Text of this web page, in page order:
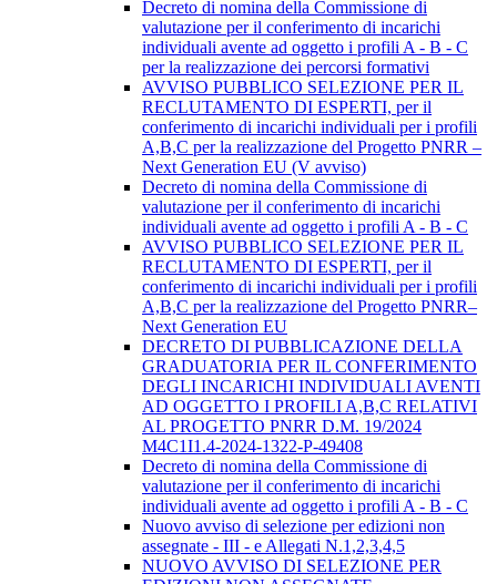
Decreto di nomina della Commissione di
valutazione per il conferimento di incarichi
individuali avente ad oggetto i profili A - B - C
per la realizzazione dei percorsi formativi
AVVISO PUBBLICO SELEZIONE PER IL
RECLUTAMENTO DI ESPERTI, per il
conferimento di incarichi individuali per i profili
A,B,C per la realizzazione del Progetto PNRR –
Next Generation EU (V avviso)
Decreto di nomina della Commissione di
valutazione per il conferimento di incarichi
individuali avente ad oggetto i profili A - B - C
AVVISO PUBBLICO SELEZIONE PER IL
RECLUTAMENTO DI ESPERTI, per il
conferimento di incarichi individuali per i profili
A,B,C per la realizzazione del Progetto PNRR–
Next Generation EU
DECRETO DI PUBBLICAZIONE DELLA
GRADUATORIA PER IL CONFERIMENTO
DEGLI INCARICHI INDIVIDUALI AVENTI
AD OGGETTO I PROFILI A,B,C RELATIVI
AL PROGETTO PNRR D.M. 19/2024
M4C1I1.4-2024-1322-P-49408
Decreto di nomina della Commissione di
valutazione per il conferimento di incarichi
individuali avente ad oggetto i profili A - B - C
Nuovo avviso di selezione per edizioni non
assegnate - III - e Allegati N.1,2,3,4,5
NUOVO AVVISO DI SELEZIONE PER